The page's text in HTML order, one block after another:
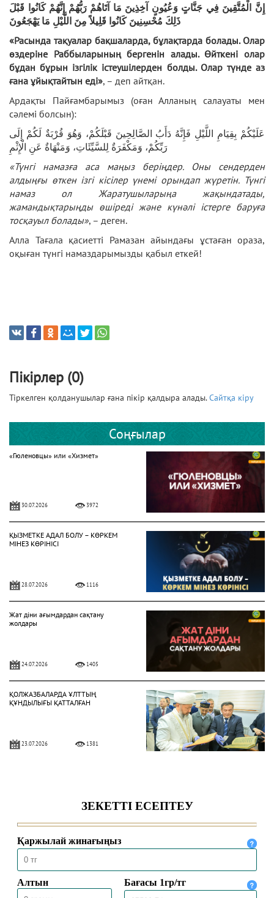
إِنَّ الْمُتَّقِينَ فِي جَنَّاتٍ وَعُيُونٍ آخِذِينَ مَا آتَاهُمْ رَبُّهُمْ إِنَّهُمْ كَانُوا قَبْلَ
ذَلِكَ مُحْسِنِينَ كَانُوا قَلِيلاً مِنَ اللَّيْلِ مَا يَهْجَعُونَ
«Расында тақуалар бақшаларда, бұлақтарда болады. Олар
өздеріне Раббыларының бергенін алады. Өйткені олар
бұдан бұрын ізгілік істеушілерден болды. Олар түнде аз
ғана ұйықтайтын еді», – деп айтқан.
Ардақты Пайғамбарымыз (оған Алланың салауаты мен
сәлемі болсын):
عَلَيْكُمْ بِقِيَامِ اللَّيْلِ فَإِنَّهُ دَأَبُ الصَّالِحِينَ قَبْلَكُمْ، وَهُوَ قُرْبَةٌ لَكُمْ إِلَى
رَبِّكُمْ، وَمَكْفَرَةٌ لِلسَّيِّئَاتِ، وَمَنْهَاةٌ عَنِ الْإِثْمِ
«Түнгі намазға аса маңыз беріңдер. Оны сендерден
алдыңғы өткен ізгі кісілер үнемі орындап жүретін. Түнгі
намаз ол Жаратушыларыңа жақындатады,
жамандықтарыңды өшіреді және күнәлі істерге баруға
тосқауыл болады», – деген.
Алла Тағала қасиетті Рамазан айындағы ұстаған ораза,
оқыған түнгі намаздарымызды қабыл еткей!
Пікірлер (0)
Тіркелген қолданушылар ғана пікір қалдыра алады.Сайтқа кіру
Соңғылар
«Гюленовцы» или «Хизмет»
30.07.2026 3972
ҚЫЗМЕТКЕ АДАЛ БОЛУ – КӨРКЕМ
МІНЕЗ КӨРІНІСІ
28.07.2026 1116
Жат діни ағымдардан сақтану
жолдары
24.07.2026 1405
ҚОЛЖАЗБАЛАРДА ҰЛТТЫҢ
ҚҰНДЫЛЫҒЫ ҚАТТАЛҒАН
23.07.2026 1381
16.07.2026 1801
ПОЧЕМУ САЛАФИТЫ ОТРИЦАЮТ
МАТУРИДИ?